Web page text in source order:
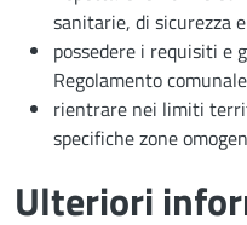
sanitarie, di sicurezza
possedere i requisiti e
Regolamento
rientrare nei limiti
specifiche zone
Ulteriori